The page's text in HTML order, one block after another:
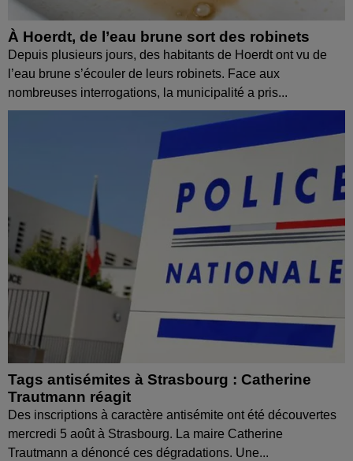
À Hoerdt, de l’eau brune sort des robinets
Depuis plusieurs jours, des habitants de Hoerdt ont vu de
l’eau brune s’écouler de leurs robinets. Face aux
nombreuses interrogations, la municipalité a pris...
Tags antisémites à Strasbourg : Catherine
Trautmann réagit
Des inscriptions à caractère antisémite ont été découvertes
mercredi 5 août à Strasbourg. La maire Catherine
Trautmann a dénoncé ces dégradations. Une...